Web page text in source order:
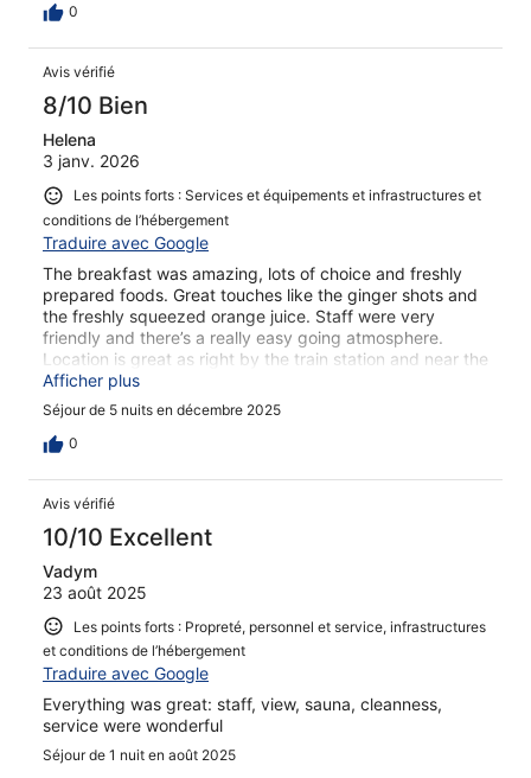
0
Avis vérifié
8/10 Bien
Helena
3 janv. 2026
Les points forts : Services et équipements et infrastructures et
conditions de l’hébergement
Traduire avec Google
The breakfast was amazing, lots of choice and freshly
prepared foods. Great touches like the ginger shots and
the freshly squeezed orange juice. Staff were very
friendly and there’s a really easy going atmosphere.
Location is great as right by the train station and near the
town but also within walking distance to the ski lifts.
Afficher plus
Séjour de 5 nuits en décembre 2025
0
Avis vérifié
10/10 Excellent
Vadym
23 août 2025
Les points forts : Propreté, personnel et service, infrastructures
et conditions de l’hébergement
Traduire avec Google
Everything was great: staff, view, sauna, cleanness,
service were wonderful
Séjour de 1 nuit en août 2025